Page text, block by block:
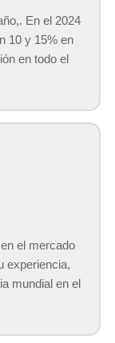
En el 2024
10 y 15% en
en todo el
el mercado
experiencia,
mundial en el